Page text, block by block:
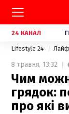
24 КАНАЛ
Lifestyle 24
8 травня, 13:32
Чим
грядок:
про які